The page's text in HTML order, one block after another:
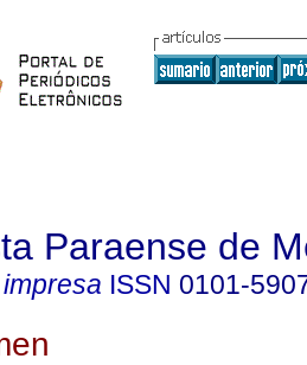
Paraense de
ISSN 0101-